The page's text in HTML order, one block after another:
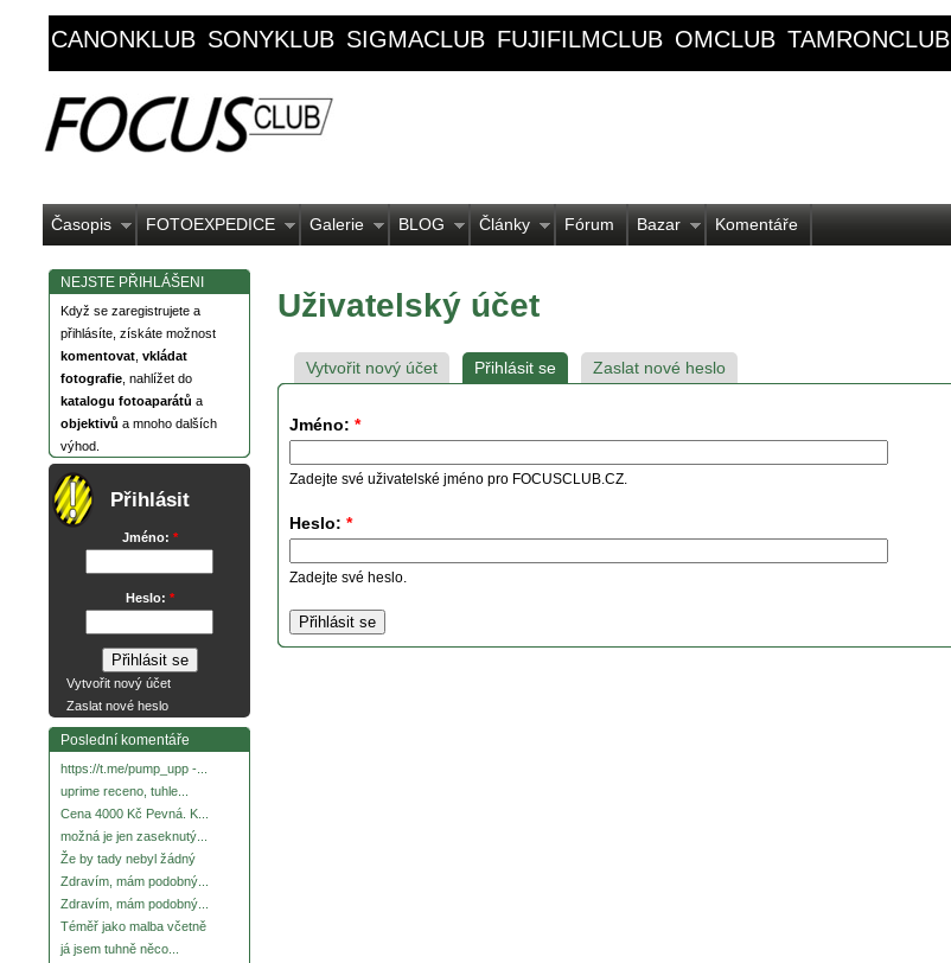
CANONKLUB SONYKLUB SIGMACLUB FUJIFILMCLUB OMCLUB TAMRONCLUB
Časopis FOTOEXPEDICE Galerie BLOG Články Fórum Bazar Komentáře
NEJSTE PŘIHLÁŠENI
Když se zaregistrujete a
přihlásíte, získáte možnost
komentovat vkládat
fotografie , nahlížet do
katalogu fotoaparátů a
objektivů a mnoho dalších
výhod.
Přihlásit
Jméno: *
Heslo: *
Vytvořit nový účet
Zaslat nové heslo
Poslední komentáře
https://t.me/pump_upp -...
uprime receno, tuhle...
Cena 4000 Kč Pevná. K...
možná je jen zaseknutý...
Že by tady nebyl žádný
Zdravím, mám podobný...
Zdravím, mám podobný...
Téměř jako malba včetně
já jsem tuhně něco...
Uživatelský účet
Vytvořit nový účet Přihlásit se Zaslat nové heslo
Jméno: *
Zadejte své uživatelské jméno pro FOCUSCLUB.CZ.
Heslo: *
Zadejte své heslo.